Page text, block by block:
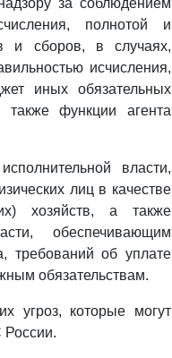
за соблюдением
полнотой и
и сборов, в случаях,
исчисления,
иных обязательных
функции агента
власти,
лиц в качестве
хозяйств, а также
обеспечивающим
требований об уплате
обязательствам.
угроз, которые могут
России.